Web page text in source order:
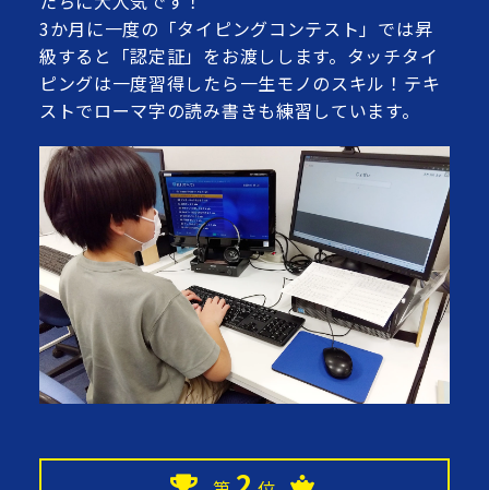
3か月に一度の「タイピングコンテスト」では昇
級すると「認定証」をお渡しします。タッチタイ
ピングは一度習得したら一生モノのスキル！テキ
ストでローマ字の読み書きも練習しています。